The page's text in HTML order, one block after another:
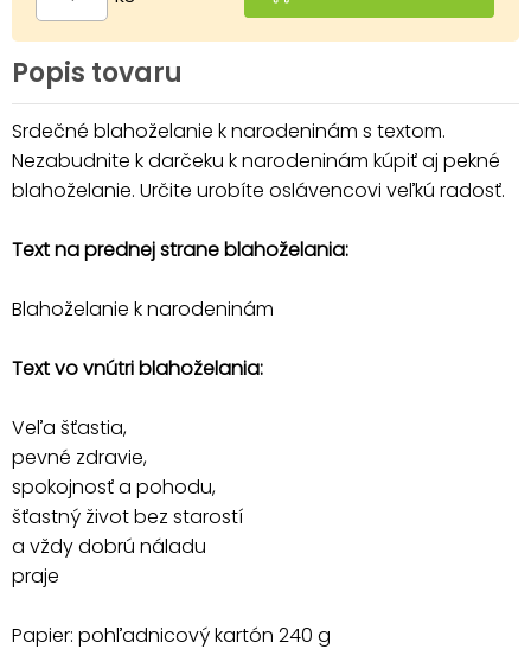
Popis tovaru
Srdečné blahoželanie k narodeninám s textom.
Nezabudnite k darčeku k narodeninám kúpiť aj pekné
blahoželanie. Určite urobíte oslávencovi veľkú radosť.
Text na prednej strane blahoželania:
Blahoželanie k narodeninám
Text vo vnútri blahoželania:
Veľa šťastia,
pevné zdravie,
spokojnosť a pohodu,
šťastný život bez starostí
a vždy dobrú náladu
praje
Papier: pohľadnicový kartón 240 g